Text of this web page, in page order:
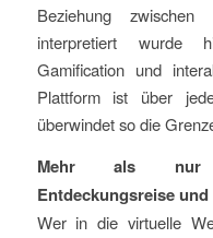
Beziehung
interpretiert wurde
Gamification und
Plattform ist über
überwindet so die
Mehr als nur
Entdeckungsreise
Wer in die virtuelle